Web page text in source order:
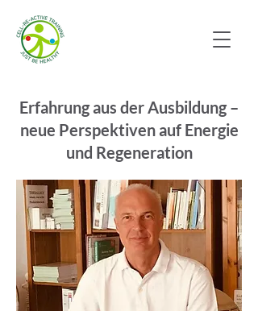
Erfahrung aus der Ausbildung –
neue Perspektiven auf Energie
und Regeneration